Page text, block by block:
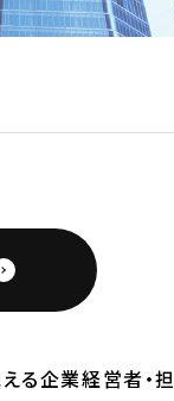
企業経営者・担